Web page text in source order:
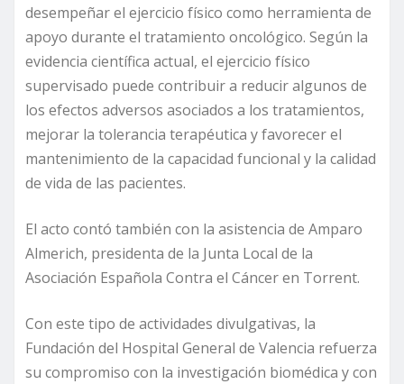
desempeñar el ejercicio físico como herramienta de
apoyo durante el tratamiento oncológico. Según la
evidencia científica actual, el ejercicio físico
supervisado puede contribuir a reducir algunos de
los efectos adversos asociados a los tratamientos,
mejorar la tolerancia terapéutica y favorecer el
mantenimiento de la capacidad funcional y la calidad
de vida de las pacientes.
El acto contó también con la asistencia de Amparo
Almerich, presidenta de la Junta Local de la
Asociación Española Contra el Cáncer en Torrent.
Con este tipo de actividades divulgativas, la
Fundación del Hospital General de Valencia refuerza
su compromiso con la investigación biomédica y con